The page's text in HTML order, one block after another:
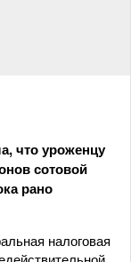
что уроженцу
сотовой
рано
налоговая